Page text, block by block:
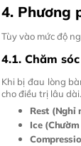
4. Phương
Tùy vào mức độ
4.1. Chăm
Khi bị đau lòng
cho điều trị lâu dài.
Rest (Nghỉ
Ice